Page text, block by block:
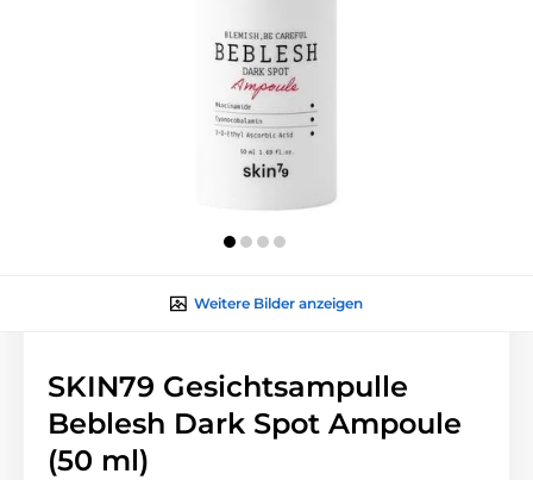
Weitere Bilder anzeigen
SKIN79 Gesichtsampulle
Beblesh Dark Spot Ampoule
(50 ml)